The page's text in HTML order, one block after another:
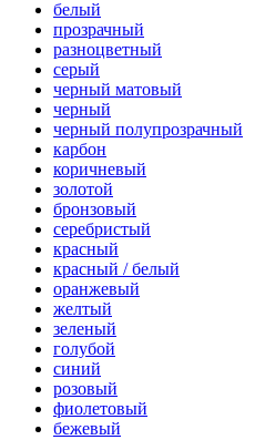
белый
прозрачный
разноцветный
серый
черный матовый
черный
черный полупрозрачный
карбон
коричневый
золотой
бронзовый
серебристый
красный
красный / белый
оранжевый
желтый
зеленый
голубой
синий
розовый
фиолетовый
бежевый